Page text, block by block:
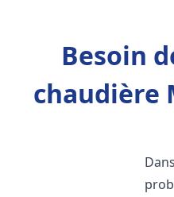
Besoin
chaudière